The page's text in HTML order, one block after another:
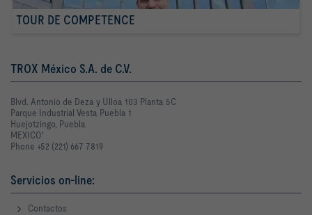
TOUR DE COMPETENCE
TROX México S.A. de C.V.
Blvd. Antonio de Deza y Ulloa 103 Planta 5C
Parque Industrial Vesta Puebla 1
Huejotzingo, Puebla
MEXICO'
Phone +52 (221) 667 7819
Servicios on-line:
Contactos